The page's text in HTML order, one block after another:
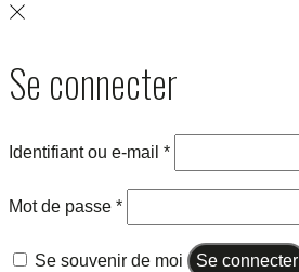
Se connecter
Identifiant ou e-mail *
Mot de passe *
Se souvenir de moi Se connecter